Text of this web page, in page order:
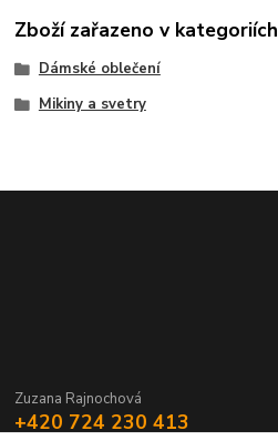
Zboží zařazeno v kategoriích
Dámské oblečení
Mikiny a svetry
Zuzana Rajnochová
+420 724 230 413